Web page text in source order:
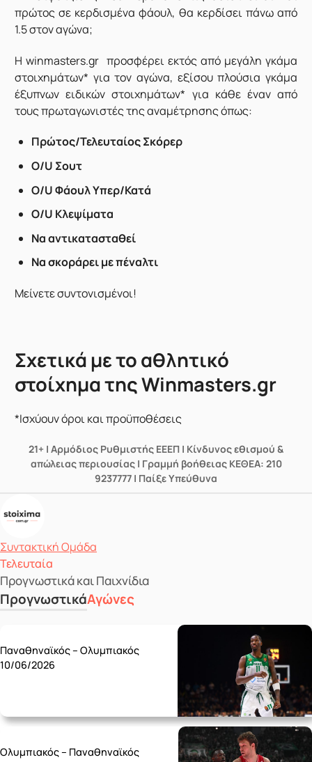
Τελευταία
Προγνωστικά και Παιχνίδια
ΠρογνωστικάΑγώνες
Παναθηναϊκός – Ολυμπιακός
10/06/2026
Ολυμπιακός – Παναθηναϊκός
πρώτος σε κερδισμένα φάουλ, θα κερδίσει πάνω από
1.5 στον αγώνα;
Ηwinmasters.gr προσφέρει εκτός από μεγάλη γκάμα
στοιχημάτων* για τον αγώνα, εξίσου πλούσια γκάμα
έξυπνων ειδικών στοιχημάτων* για κάθε έναν από
τους πρωταγωνιστές της αναμέτρησης όπως:
Πρώτος/Τελευταίος Σκόρερ
O/U Σουτ
Ο/U Φάουλ Υπερ/Κατά
O/U Κλεψίματα
Να αντικατασταθεί
Να σκοράρει με πέναλτι
Μείνετε συντονισμένοι!
Σχετικά με το αθλητικό
στοίχημα της Winmasters.gr
*Ισχύουν όροι και προϋποθέσεις
21+ | Αρμόδιος Ρυθμιστής ΕΕΕΠ | Κίνδυνος εθισμού &
απώλειας περιουσίας | Γραμμή βοήθειας ΚΕΘΕΑ: 210
9237777 | Παίξε Υπεύθυνα
Δημοσιεύτηκε από
Συντακτική Ομάδα